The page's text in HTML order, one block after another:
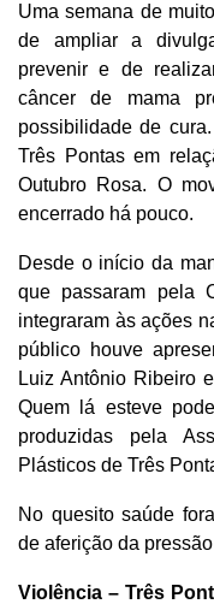
Uma semana de
de ampliar a
prevenir e de
câncer de mama
possibilidade de
Três Pontas em
Outubro Rosa. O
encerrado há pouco.
Desde o início da
que passaram pela
integraram às ações
público houve
Luiz Antônio Ribeiro
Quem lá esteve
produzidas pela
Plásticos de Três
No quesito saúde
de aferição da
Violência – Três